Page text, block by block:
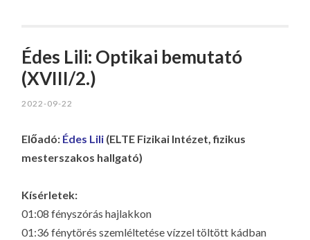
Édes Lili: Optikai bemutató
(XVIII/2.)
2022-09-22
Előadó: Édes Lili (ELTE Fizikai Intézet, fizikus
mesterszakos hallgató)
Kísérletek:
01:08 fényszórás hajlakkon
01:36 fénytörés szemléltetése vízzel töltött kádban